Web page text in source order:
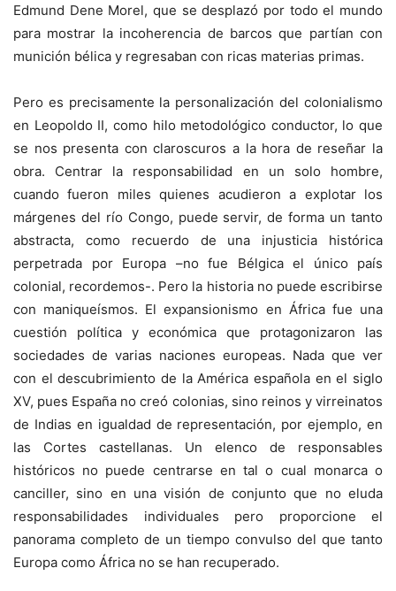
Edmund Dene Morel, que se desplazó por todo el mundo
para mostrar la incoherencia de barcos que partían con
munición bélica y regresaban con ricas materias primas.
Pero es precisamente la personalización del colonialismo
en Leopoldo II, como hilo metodológico conductor, lo que
se nos presenta con claroscuros a la hora de reseñar la
obra. Centrar la responsabilidad en un solo hombre,
cuando fueron miles quienes acudieron a explotar los
márgenes del río Congo, puede servir, de forma un tanto
abstracta, como recuerdo de una injusticia histórica
perpetrada por Europa –no fue Bélgica el único país
colonial, recordemos-. Pero la historia no puede escribirse
con maniqueísmos. El expansionismo en África fue una
cuestión política y económica que protagonizaron las
sociedades de varias naciones europeas. Nada que ver
con el descubrimiento de la América española en el siglo
XV, pues España no creó colonias, sino reinos y virreinatos
de Indias en igualdad de representación, por ejemplo, en
las Cortes castellanas. Un elenco de responsables
históricos no puede centrarse en tal o cual monarca o
canciller, sino en una visión de conjunto que no eluda
responsabilidades individuales pero proporcione el
panorama completo de un tiempo convulso del que tanto
Europa como África no se han recuperado.